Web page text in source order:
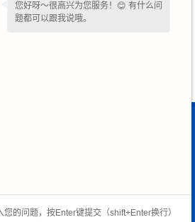
罐,液氨储罐,液氧储罐 ,天然气储罐,
您好呀～很高兴为您服务！😊 有什么问
题都可以跟我说哦。